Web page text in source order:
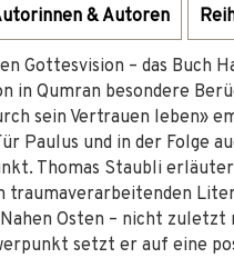
& Autoren
Gottesvision – das Buch
in Qumran besondere
sein Vertrauen leben»
Paulus und in der Folge
Thomas Staubli
traumaverarbeitenden
Osten – nicht
setzt er auf eine